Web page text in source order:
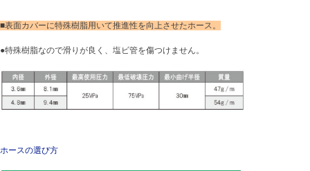
■表面カバーに特殊樹脂用いて推進性を向上させたホース。
●特殊樹脂なので滑りが良く、塩ビ管を傷つけません。
ホースの選び方